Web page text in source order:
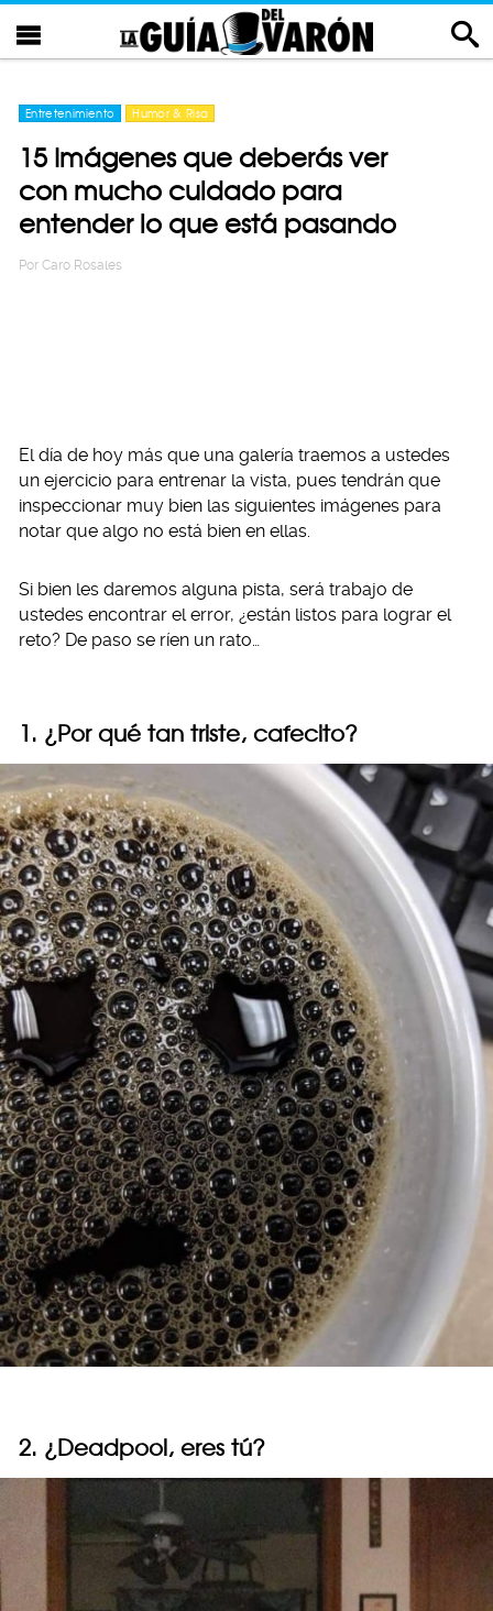
Entretenimiento Humor & Risa
15 Imágenes que deberás ver
con mucho cuidado para
entender lo que está pasando
Por Caro Rosales
El día de hoy más que una galería traemos a ustedes
un ejercicio para entrenar la vista, pues tendrán que
inspeccionar muy bien las siguientes imágenes para
notar que algo no está bien en ellas.
Si bien les daremos alguna pista, será trabajo de
ustedes encontrar el error, ¿están listos para lograr el
reto? De paso se ríen un rato…
1. ¿Por qué tan triste, cafecito?
2. ¿Deadpool, eres tú?